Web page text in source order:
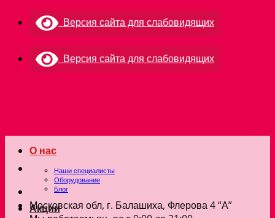
Версия сайта для слабовидящих
Версия сайта для слабовидящих
Московская обл, г. Балашиха, Флерова 4 “А”
О нас
Наши специалисты
Оборудование
Блог
Акции